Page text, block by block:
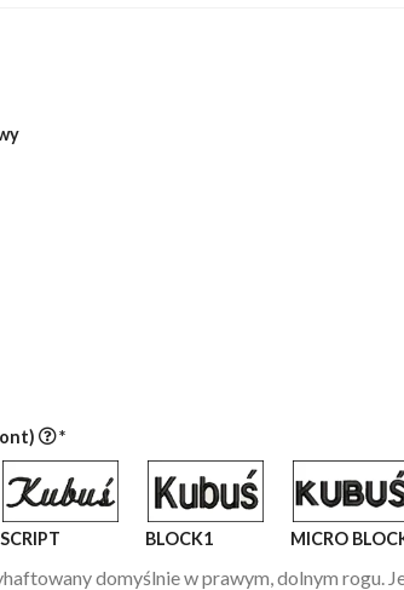
*
SCRIPT BLOCK1 MICRO
domyślnie w prawym, dolnym rogu.